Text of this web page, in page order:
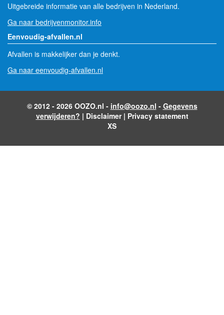
Uitgebreide informatie van alle bedrijven in Nederland.
Ga naar bedrijvenmonitor.info
Eenvoudig-afvallen.nl
Afvallen is makkelijker dan je denkt.
Ga naar eenvoudig-afvallen.nl
© 2012 - 2026 OOZO.nl - info@oozo.nl - Gegevens
verwijderen? | Disclaimer| Privacy statement
XS